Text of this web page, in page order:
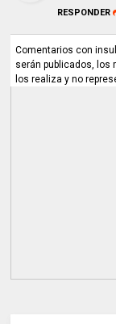
RESPONDER
Comentarios con
serán publicados, los
los realiza y no